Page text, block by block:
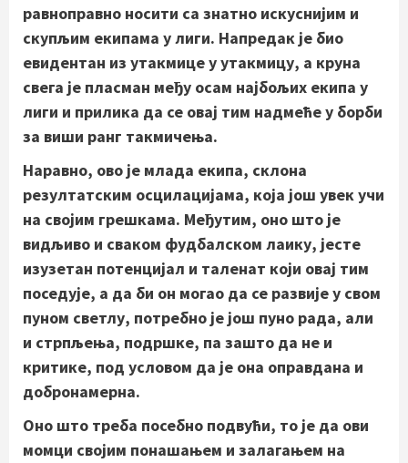
равноправно носити са знатно искуснијим и
скупљим екипама у лиги. Напредак је био
евидентан из утакмице у утакмицу, а круна
свега је пласман међу осам најбољих екипа у
лиги и прилика да се овај тим надмеће у борби
за виши ранг такмичења.
Наравно, ово је млада екипа, склона
резултатским осцилацијама, која још увек учи
на својим грешкама. Међутим, оно што је
видљиво и сваком фудбалском лаику, јесте
изузетан потенцијал и таленат који овај тим
поседује, а да би он могао да се развије у свом
пуном светлу, потребно је још пуно рада, али
и стрпљења, подршке, па зашто да не и
критике, под условом да је она оправдана и
добронамерна.
Оно што треба посебно подвући, то је да ови
момци својим понашањем и залагањем на